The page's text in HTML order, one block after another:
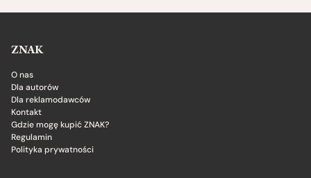
ZNAK
O nas
Dla autorów
Dla reklamodawców
Kontakt
Gdzie mogę kupić ZNAK?
Regulamin
Polityka prywatności